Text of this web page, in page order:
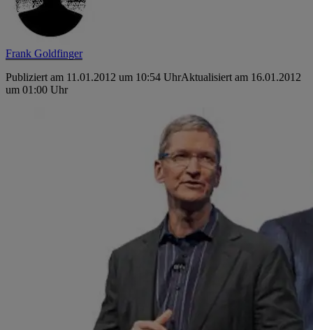
Frank Goldfinger
Publiziert am 11.01.2012 um 10:54 UhrAktualisiert am 16.01.2012
um 01:00 Uhr